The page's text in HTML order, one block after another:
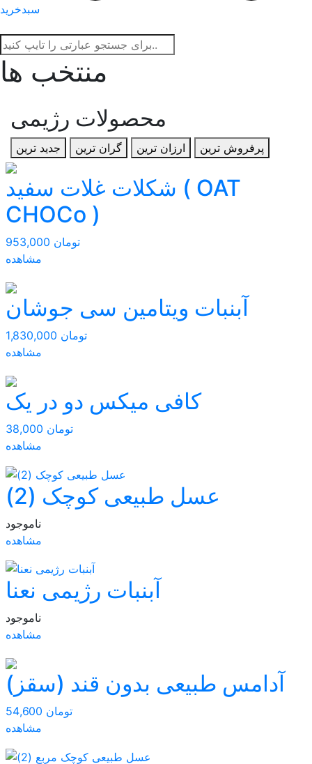
سبدخرید
منتخب ها
محصولات رژیمی
جدید ترین گران ترین ارزان ترین پرفروش ترین
شکلات غلات سفید ( OAT
CHOCo )
953,000 تومان
مشاهده
آبنبات ویتامین سی جوشان
1,830,000 تومان
مشاهده
کافی میکس دو در یک
38,000 تومان
مشاهده
عسل طبیعی کوچک (2)
ناموجود
مشاهده
آبنبات رژیمی نعنا
ناموجود
مشاهده
آدامس طبیعی بدون قند (سقز)
54,600 تومان
مشاهده